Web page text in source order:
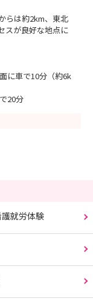
らは約2km、東北
スが良好な地点に
車で10分（約6k
20分
護就労体験